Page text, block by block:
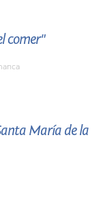
comer"
María de la